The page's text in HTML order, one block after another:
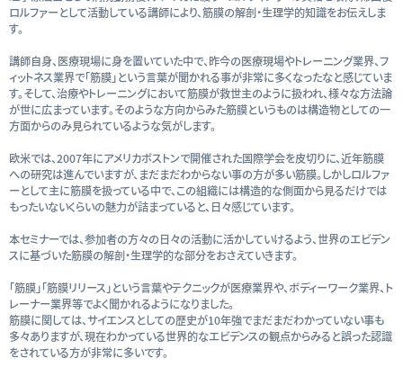
ロルファーとして活動している講師により、筋膜の解剖・生理学的知識をお伝えしま
す。
講師自身、医療現場に身を置いていた中で、昨今の医療現場やトレーニング業界、フ
ィットネス業界で「筋膜」という言葉が聞かれる事が非常に多くなったなと感じていま
す。そして、治療やトレーニングにおいて筋膜が救世主のように扱われ、様々な方法論
が世に広まっています。そのような方向からみた筋膜というものは構造物としての一
方面からのみ見られているような気がします。
欧米では、2007年にアメリカボストンで開催された国際学会を皮切りに、近年筋膜
への研究は進んでいますが、まだまだわからない事の方が多い筋膜。しかしロルファ
ーとして主に筋膜を扱っている中で、この組織には構造的な側面から見るだけでは
もったいないくらいの魅力が詰まっていると、日々感じています。
本セミナーでは、参加者の方々の日々の活動に活かしていけるよう、世界のエビデン
スに基づいた筋膜の解剖・生理学的な部分をおさえていきます。
「筋膜」「筋膜リリース」という言葉やテクニックが医療業界や、ボディーワーク業界、ト
レーナー業界等でよく聞かれるようになりました。
筋膜に関しては、サイエンスとしての歴史が10年強でまだまだわかっていない事も
多々ありますが、現在わかっている世界的なエビデンスの観点からみると誤った認識
をされている方が非常に多いです。